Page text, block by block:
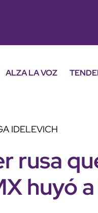
ALZA LA VOZ
IDELEVICH
rusa
huyó